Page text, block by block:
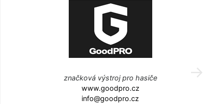
značková výstroj pro hasiče
www.goodpro.cz
info@goodpro.cz